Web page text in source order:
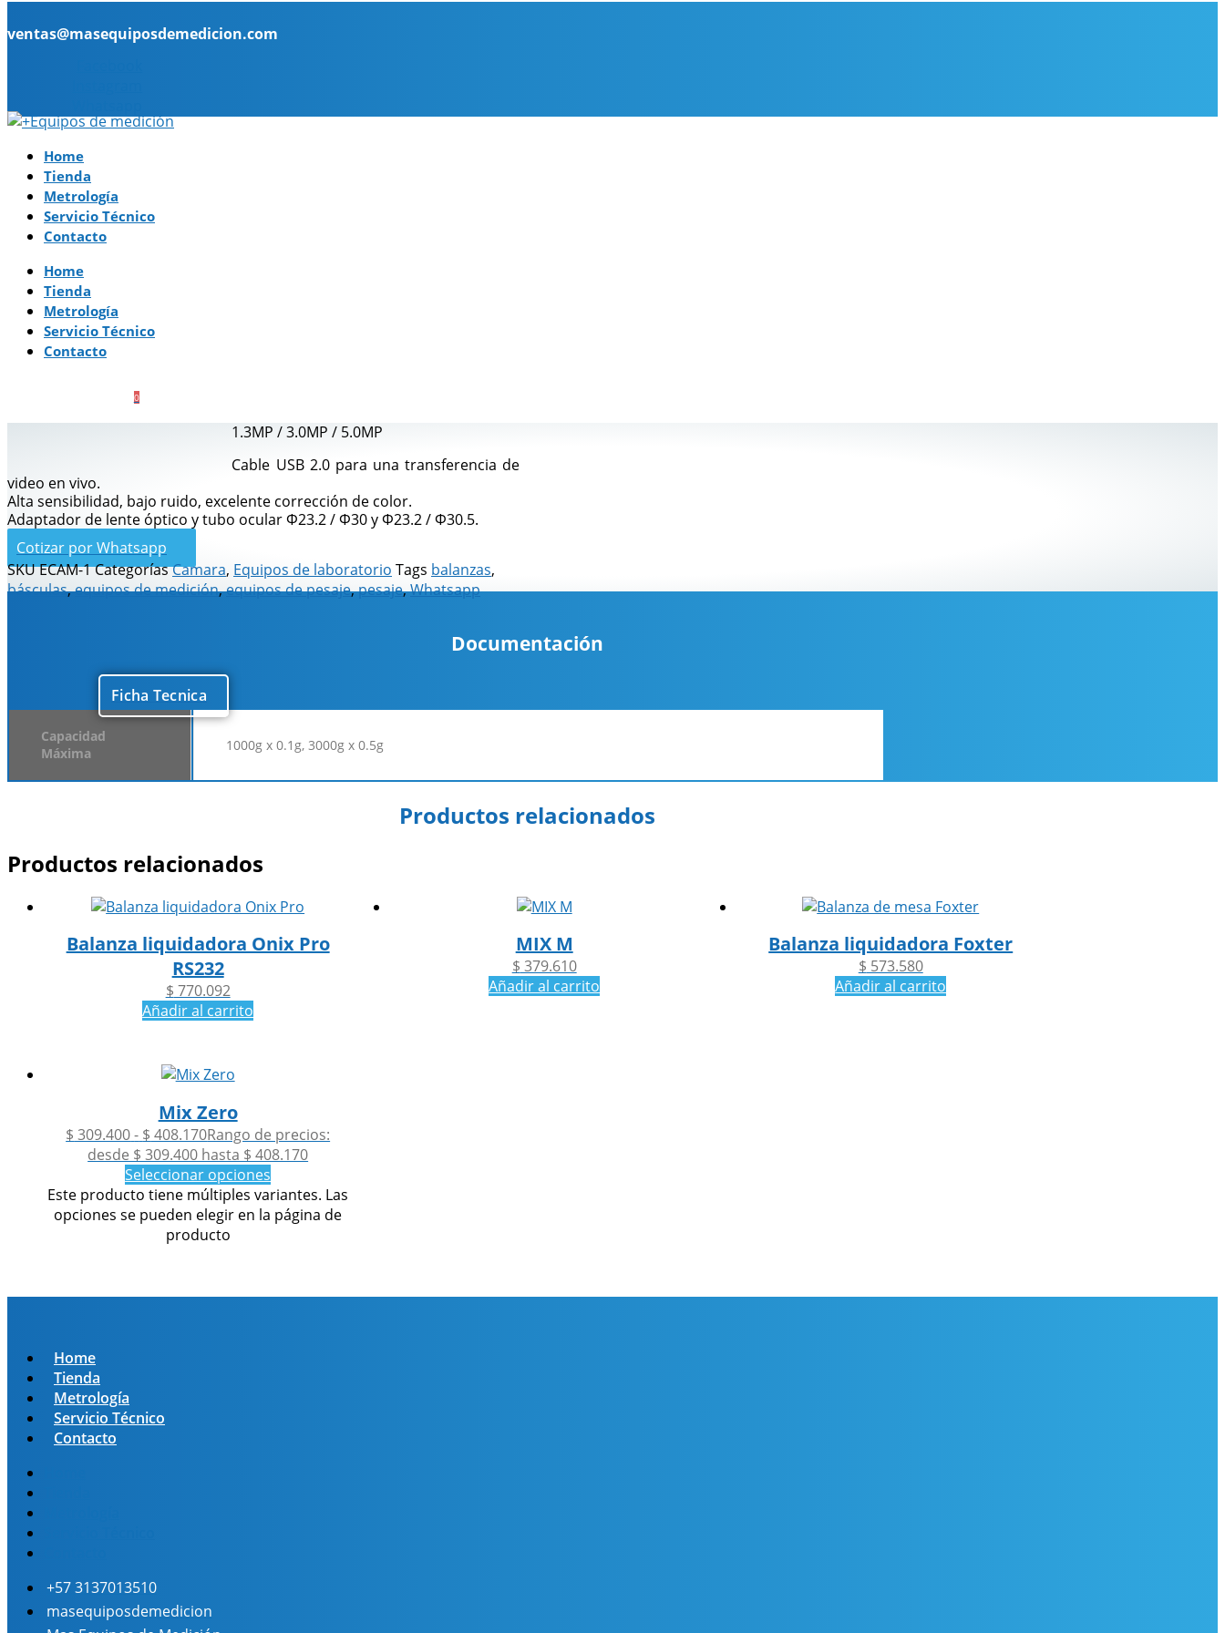
ventas@masequiposdemedicion.com
Home
Tienda
Metrología
Servicio Técnico
Contacto
Home
Tienda
Metrología
Servicio Técnico
Contacto
0
1.3MP / 3.0MP / 5.0MP
Cable USB 2.0 para una transferencia de
video en vivo.
Alta sensibilidad, bajo ruido, excelente corrección de color.
Adaptador de lente óptico y tubo ocular Φ23.2 / Φ30 y Φ23.2 / Φ30.5.
Cotizar por Whatsapp
SKUECAM-1CategoríasCamara, Equipos de laboratorio Tags balanzas,
básculas,equipos de medición,equipos de pesaje,pesaje,Whatsapp
Descripción Información adicional
Documentación
Ficha Tecnica
Capacidad
Máxima
1000g x 0.1g, 3000g x 0.5g
Productos relacionados
Productos relacionados
Balanza liquidadora Onix Pro
RS232
$ 770.092
Añadir al carrito
MIX M
$ 379.610
Añadir al carrito
Balanza liquidadora Foxter
$ 573.580
Añadir al carrito
Mix Zero
$ 309.400- $ 408.170Rango de precios:
desde $ 309.400 hasta $ 408.170
Seleccionar opciones
Este producto tiene múltiples variantes. Las
opciones se pueden elegir en la página de
producto
Home
Tienda
Metrología
Servicio Técnico
Contacto
+57 3137013510
masequiposdemedicion